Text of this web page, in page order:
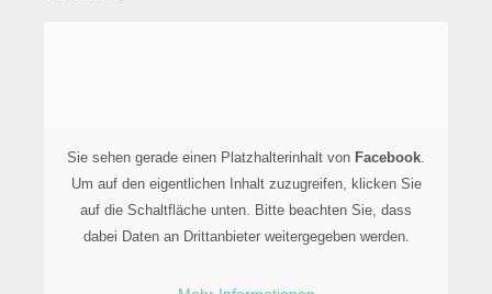
Sie sehen gerade einen Platzhalterinhalt von Facebook.
Um auf den eigentlichen Inhalt zuzugreifen, klicken Sie
auf die Schaltfläche unten. Bitte beachten Sie, dass
dabei Daten an Drittanbieter weitergegeben werden.